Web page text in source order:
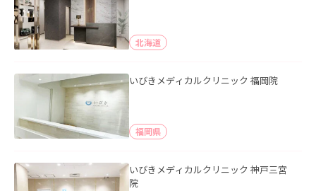
北海道
いびきメディカルクリニック 福岡院
福岡県
いびきメディカルクリニック 神戸三宮
院